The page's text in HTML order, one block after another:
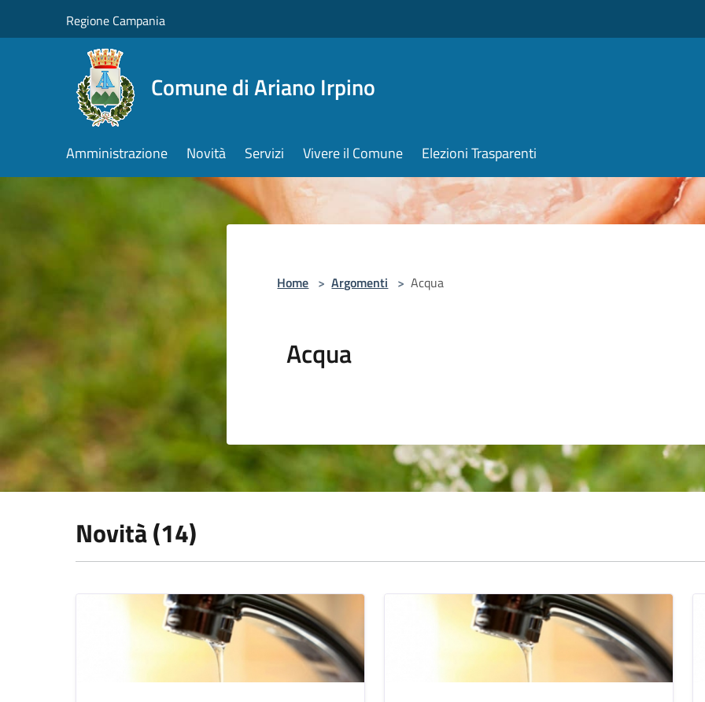
Regione Campania
Comune di Ariano Irpino
Amministrazione Novità Servizi Vivere il Comune Elezioni Trasparenti
Home > Argomenti > Acqua
Acqua
Novità (14)